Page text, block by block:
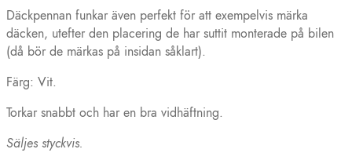
Däckpennan funkar även perfekt för att exempelvis märka
däcken, utefter den placering de har suttit monterade på bilen
(då bör de märkas på insidan såklart).
Färg: Vit.
Torkar snabbt och har en bra vidhäftning.
Säljes styckvis.